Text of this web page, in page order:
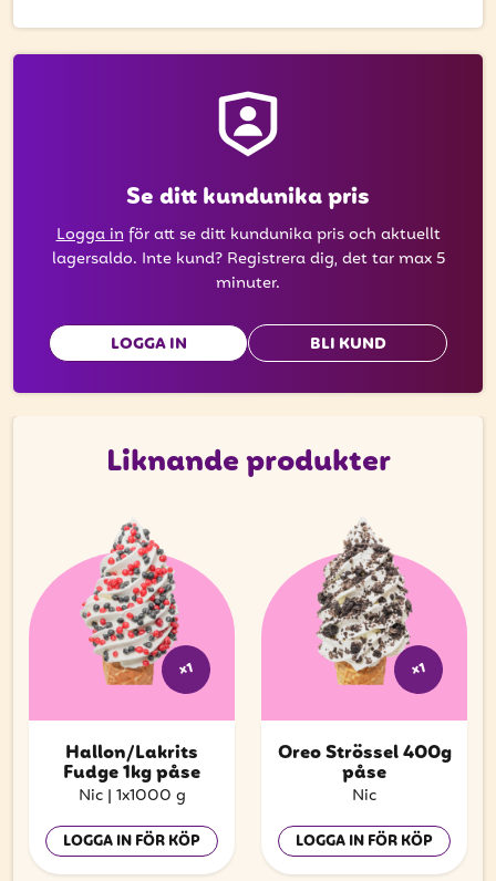
Se ditt kundunika pris
Logga inför att se ditt kundunika pris och aktuellt
lagersaldo. Inte kund? Registrera dig, det tar max 5
minuter.
LOGGA IN BLI KUND
Liknande produkter
x1
Hallon/Lakrits
Fudge 1kg påse
Nic | 1x1000 g
LOGGA IN FÖR KÖP
x1
Oreo Strössel 400g
påse
Nic
LOGGA IN FÖR KÖP